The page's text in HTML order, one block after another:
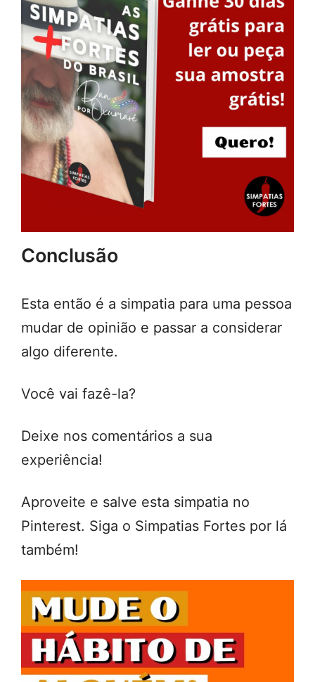
Conclusão
Esta então é a simpatia para uma pessoa
mudar de opinião e passar a considerar
algo diferente.
Você vai fazê-la?
Deixe nos comentários a sua
experiência!
Aproveite e salve esta simpatia no
Pinterest. Siga o Simpatias Fortes por lá
também!